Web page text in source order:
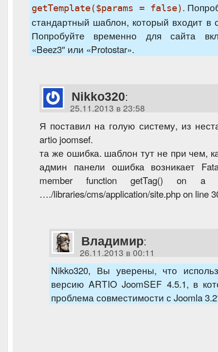
getTemplate($params = false).
стандартный шаблон, который входит в
Попробуйте временно для сайта
«Beez3″ или «Protostar».
Nikko320:
25.11.2013 в 23:58
Я поставил на голую систему, из
artio joomsef.
та же ошибка. шаблон тут не при чем,
админ панели ошибка возникает
member function getTag() on a
…./libraries/cms/application/site.php on line
Владимир:
26.11.2013 в 00:11
Nikko320, Вы уверены, что
версию ARTIO JoomSEF 4.5.1, в
проблема совместимости с Joomla